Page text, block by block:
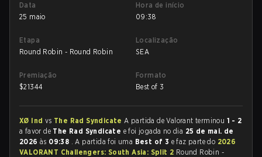
Data
25 maio
Hora de início
09:38
Etapa
Round Robin - Round Robin
Localização
SEA
Premiação
$21344
Formato
Best of 3
XØ Ind vs The Rad SyndicateA partida de Valorant terminou 1 - 2
a favor de The Rad Syndicate e foi jogada no dia 25 de mai. de
2026 às 09:38 . A partida foi uma Best of 3 e faz parte do 2026
VALORANT Challengers: South Asia: Split 2 Round Robin -